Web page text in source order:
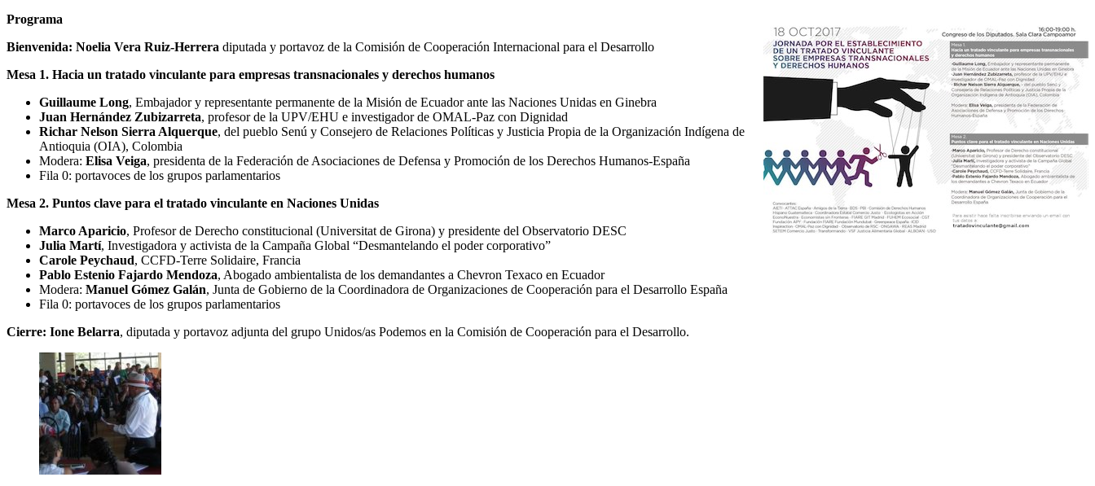
Programa
Bienvenida: Noelia Vera Ruiz-Herrera diputada y portavoz de la Comisión de Cooperación Internacional para el Desarrollo
Mesa 1. Hacia un tratado vinculante para empresas transnacionales y derechos humanos
Guillaume Long, Embajador y representante permanente de la Misión de Ecuador ante las Naciones Unidas en Ginebra
Juan Hernández Zubizarreta, profesor de la UPV/EHU e investigador de OMAL-Paz con Dignidad
Richar Nelson Sierra Alquerque, del pueblo Senú y Consejero de Relaciones Políticas y Justicia Propia de la Organización Indígena de
Antioquia (OIA), Colombia
Modera: Elisa Veiga, presidenta de la Federación de Asociaciones de Defensa y Promoción de los Derechos Humanos-España
Fila 0: portavoces de los grupos parlamentarios
Mesa 2. Puntos clave para el tratado vinculante en Naciones Unidas
Marco Aparicio, Profesor de Derecho constitucional (Universitat de Girona) y presidente del Observatorio DESC
Julia Martí, Investigadora y activista de la Campaña Global “Desmantelando el poder corporativo”
Carole Peychaud, CCFD-Terre Solidaire, Francia
Pablo Estenio Fajardo Mendoza, Abogado ambientalista de los demandantes a Chevron Texaco en Ecuador
Modera: Manuel Gómez Galán, Junta de Gobierno de la Coordinadora de Organizaciones de Cooperación para el Desarrollo España
Fila 0: portavoces de los grupos parlamentarios
Cierre: Ione Belarra, diputada y portavoz adjunta del grupo Unidos/as Podemos en la Comisión de Cooperación para el Desarrollo.